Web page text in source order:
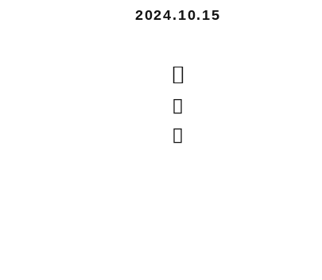
2024.10.15